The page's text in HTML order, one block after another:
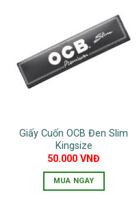
Giấy Cuốn OCB Đen Slim
Kingsize
50.000VNĐ
MUA NGAY